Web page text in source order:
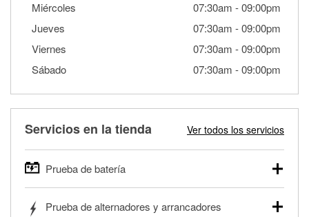
Miércoles
07:30am -09:00pm
Jueves
07:30am -09:00pm
Viernes
07:30am -09:00pm
Sábado
07:30am -09:00pm
Servicios en la tienda Ver todos los servicios
Prueba de batería
autos, camionetas, SUVs, vehículos comerciales y
Prueba de alternadores y arrancadores